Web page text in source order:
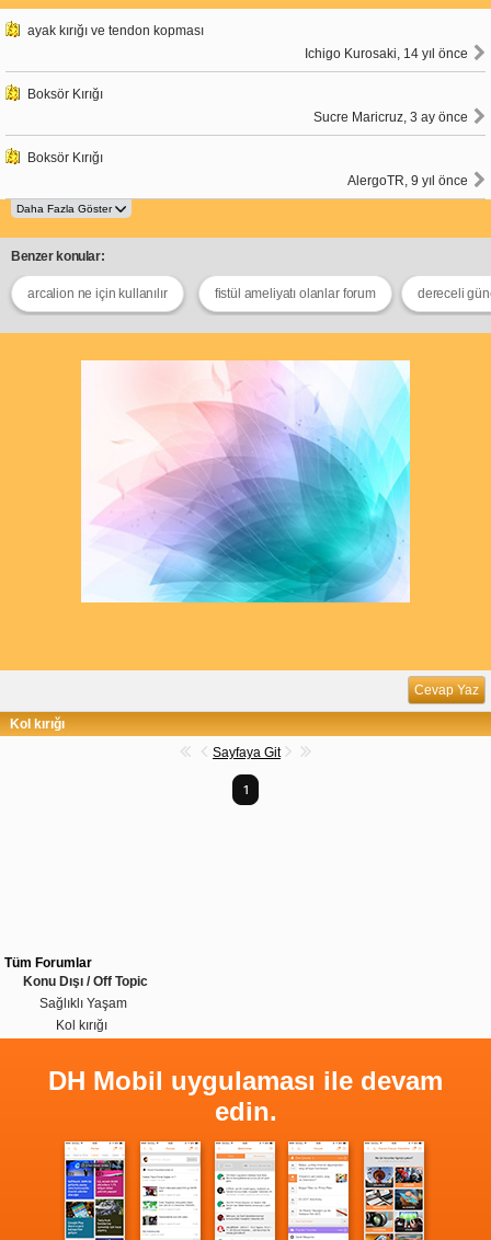
ayak kırığı ve tendon kopması
Ichigo Kurosaki, 14 yıl önce
Boksör Kırığı
Sucre Maricruz, 3 ay önce
Boksör Kırığı
AlergoTR, 9 yıl önce
Benzer konular:
arcalion ne için kullanılır fistül ameliyatı olanlar forum dereceli
Cevap Yaz
Kol kırığı
Sayfaya Git
1
Tüm Forumlar
Konu Dışı / Off Topic
Sağlıklı Yaşam
Kol kırığı
DH Mobil uygulaması ile devam
edin.